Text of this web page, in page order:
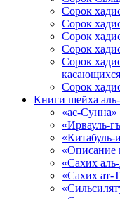
Сорок
Сорок
Сорок
Сорок
Сорок
Сорок
Книги шейха
«ас-
«Ирвауль-
«Описание
«Сахих
«Сахих ат-